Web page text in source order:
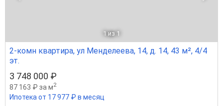
1 из 1
2-комн квартира, ул Менделеева, 14, д. 14, 43 м², 4/4
эт.
3 748 000 ₽
87 163 ₽ за м2
Ипотека от 17 977 ₽ в месяц